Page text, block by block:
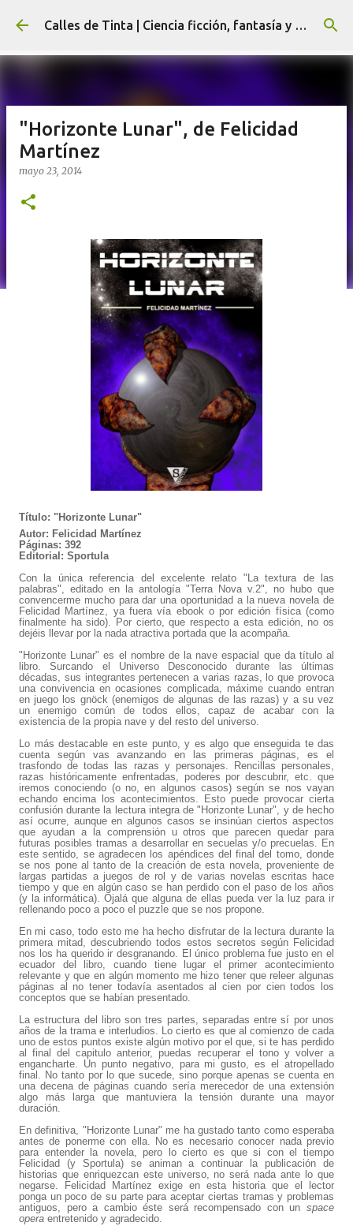
Ir al contenido principal Calles de Tinta | Ciencia ficción, fantasía y terror
"Horizonte Lunar", de Felicidad
Martínez
mayo 23, 2014
Título: "Horizonte Lunar"
Autor: Felicidad Martínez
Páginas: 392
Editorial: Sportula
Con la única referencia del excelente relato "La textura de las
palabras", editado en la antología "Terra Nova v.2", no hubo que
convencerme mucho para dar una oportunidad a la nueva novela de
Felicidad Martínez, ya fuera vía ebook o por edición física (como
finalmente ha sido). Por cierto, que respecto a esta edición, no os
dejéis llevar por la nada atractiva portada que la acompaña.
"Horizonte Lunar" es el nombre de la nave espacial que da título al
libro. Surcando el Universo Desconocido durante las últimas
décadas, sus integrantes pertenecen a varias razas, lo que provoca
una convivencia en ocasiones complicada, máxime cuando entran
en juego los gnöck (enemigos de algunas de las razas) y a su vez
un enemigo común de todos ellos, capaz de acabar con la
existencia de la propia nave y del resto del universo.
Lo más destacable en este punto, y es algo que enseguida te das
cuenta según vas avanzando en las primeras páginas, es el
trasfondo de todas las razas y personajes. Rencillas personales,
razas históricamente enfrentadas, poderes por descubrir, etc. que
iremos conociendo (o no, en algunos casos) según se nos vayan
echando encima los acontecimientos. Esto puede provocar cierta
confusión durante la lectura integra de "Horizonte Lunar", y de hecho
así ocurre, aunque en algunos casos se insinúan ciertos aspectos
que ayudan a la comprensión u otros que parecen quedar para
futuras posibles tramas a desarrollar en secuelas y/o precuelas. En
este sentido, se agradecen los apéndices del final del tomo, donde
se nos pone al tanto de la creación de esta novela, proveniente de
largas partidas a juegos de rol y de varias novelas escritas hace
tiempo y que en algún caso se han perdido con el paso de los años
(y la informática). Ojalá que alguna de ellas pueda ver la luz para ir
rellenando poco a poco el puzzle que se nos propone.
En mi caso, todo esto me ha hecho disfrutar de la lectura durante la
primera mitad, descubriendo todos estos secretos según Felicidad
nos los ha querido ir desgranando. El único problema fue justo en el
ecuador del libro, cuando tiene lugar el primer acontecimiento
relevante y que en algún momento me hizo tener que releer algunas
páginas al no tener todavía asentados al cien por cien todos los
conceptos que se habían presentado.
La estructura del libro son tres partes, separadas entre sí por unos
años de la trama e interludios. Lo cierto es que al comienzo de cada
uno de estos puntos existe algún motivo por el que, si te has perdido
al final del capitulo anterior, puedas recuperar el tono y volver a
engancharte. Un punto negativo, para mi gusto, es el atropellado
final. No tanto por lo que sucede, sino porque apenas se cuenta en
una decena de páginas cuando sería merecedor de una extensión
algo más larga que mantuviera la tensión durante una mayor
duración.
En definitiva, "Horizonte Lunar" me ha gustado tanto como esperaba
antes de ponerme con ella. No es necesario conocer nada previo
para entender la novela, pero lo cierto es que si con el tiempo
Felicidad (y Sportula) se animan a continuar la publicación de
historias que enriquezcan este universo, no será nada ante lo que
negarse. Felicidad Martínez exige en esta historia que el lector
ponga un poco de su parte para aceptar ciertas tramas y problemas
antiguos, pero a cambio éste será recompensado con un space
opera entretenido y agradecido.